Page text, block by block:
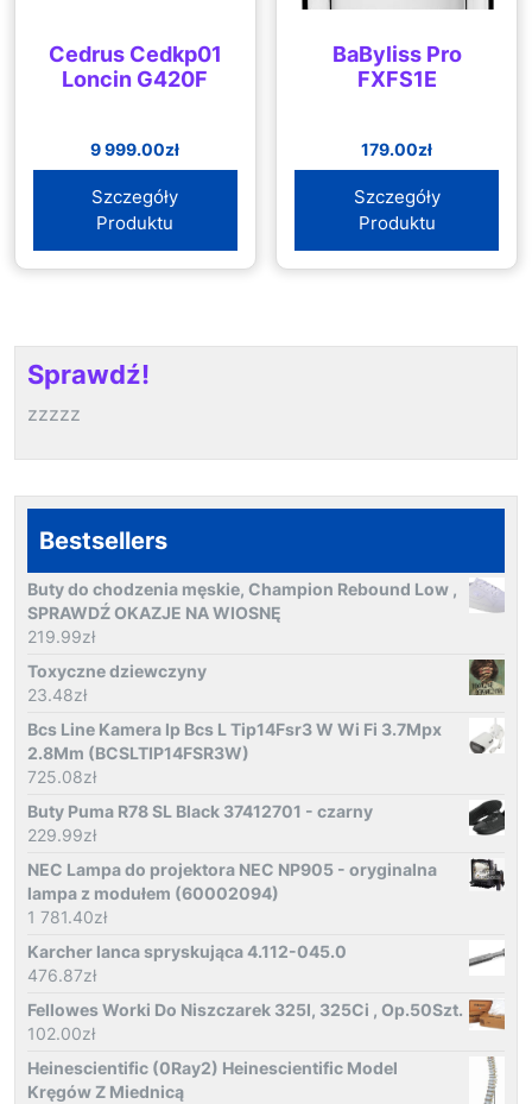
Cedrus Cedkp01
Loncin G420F
9 999.00zł
Szczegóły
Produktu
BaByliss Pro
FXFS1E
179.00zł
Szczegóły
Produktu
Sprawdź!
zzzzz
Bestsellers
Buty do chodzenia męskie, Champion Rebound Low ,
SPRAWDŹ OKAZJE NA WIOSNĘ
219.99zł
Toxyczne dziewczyny
23.48zł
Bcs Line Kamera Ip Bcs L Tip14Fsr3 W Wi Fi 3.7Mpx
2.8Mm (BCSLTIP14FSR3W)
725.08zł
Buty Puma R78 SL Black 37412701 - czarny
229.99zł
NEC Lampa do projektora NEC NP905 - oryginalna
lampa z modułem (60002094)
1 781.40zł
Karcher lanca spryskująca 4.112-045.0
476.87zł
Fellowes Worki Do Niszczarek 325I, 325Ci , Op.50Szt.
102.00zł
Heinescientific (0Ray2) Heinescientific Model
Kręgów Z Miednicą